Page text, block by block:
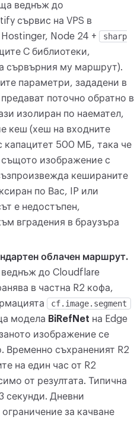
веднъж до
сървис на VPS в
Node 24 +
sharp
C библиотеки,
сървърния му маршрут).
параметри, зададени в
поточно обратно в
изолиран по наемател,
кеш (хеш на входните
капацитет 500 МБ, така че
същото изображение с
кешираните
по Вас, IP или
е недостъпен,
вградения в браузъра
облачен маршрут.
до Cloudflare
в частна R2 кофа,
cf.image.segment
модела BiRefNet на Edge
изображение се
Временно съхраненият R2
на един час от R2
от резултата. Типична
секунди. Дневни
за качване